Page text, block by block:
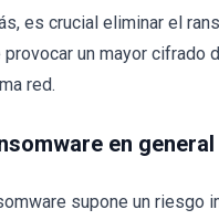
es crucial eliminar el
provocar un mayor
red.
en general
supone un riesgo